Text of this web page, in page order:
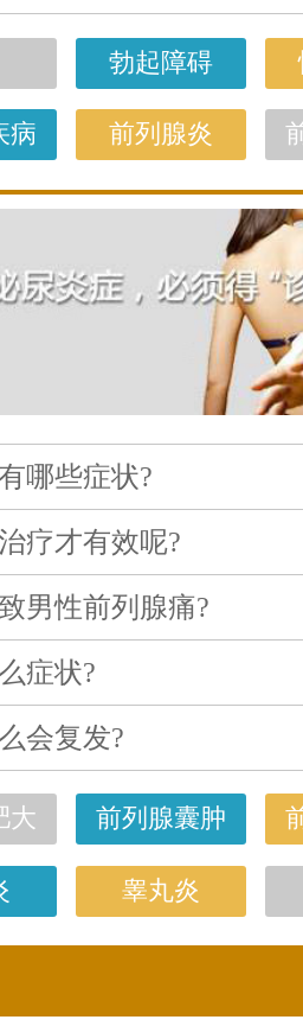
勃起障碍
病 前列腺炎
哪些症状?
疗才有效呢?
男性前列腺痛?
症状?
会复发?
大 前列腺囊肿
睾丸炎